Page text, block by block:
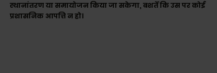
स्थानांतरण या समायोजन किया जा सकेगा, बशर्ते कि उस पर कोई
प्रशासनिक आपत्ति न हो।